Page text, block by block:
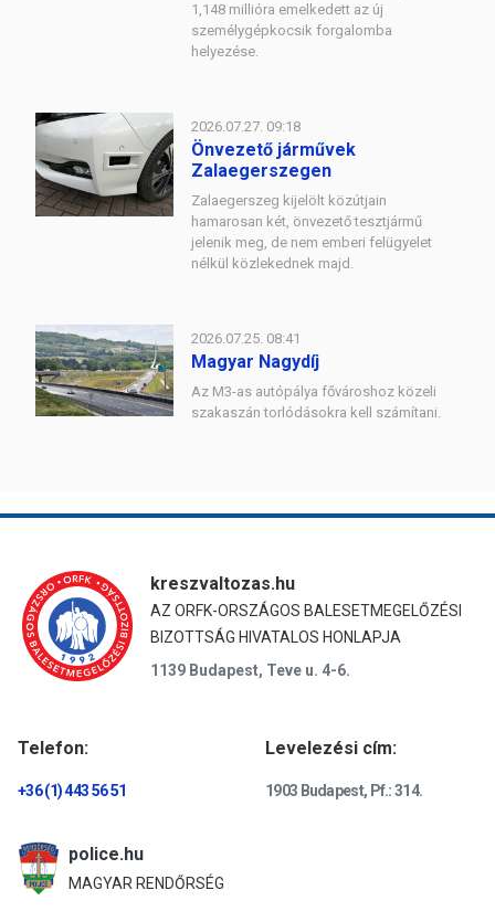
1,148 millióra emelkedett az új
személygépkocsik forgalomba
helyezése.
2026.07.27. 09:18
Önvezető járművek
Zalaegerszegen
Zalaegerszeg kijelölt közútjain
hamarosan két, önvezető tesztjármű
jelenik meg, de nem emberi felügyelet
nélkül közlekednek majd.
2026.07.25. 08:41
Magyar Nagydíj
Az M3-as autópálya fővároshoz közeli
szakaszán torlódásokra kell számítani.
kreszvaltozas.hu
AZ ORFK-ORSZÁGOS BALESETMEGELŐZÉSI
BIZOTTSÁG HIVATALOS HONLAPJA
1139 Budapest, Teve u. 4-6.
Telefon:
+36 (1) 443 56 51
Levelezési cím:
1903 Budapest, Pf.: 314.
police.hu
MAGYAR RENDŐRSÉG